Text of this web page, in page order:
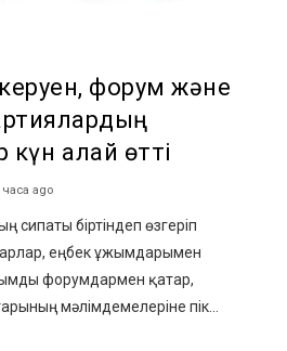
форум және
қалай өтті
часа ago
сипаты біртіндеп өзгеріп
еңбек ұжымдарымен
форумдармен қатар,
мәлімдемелеріне пік...